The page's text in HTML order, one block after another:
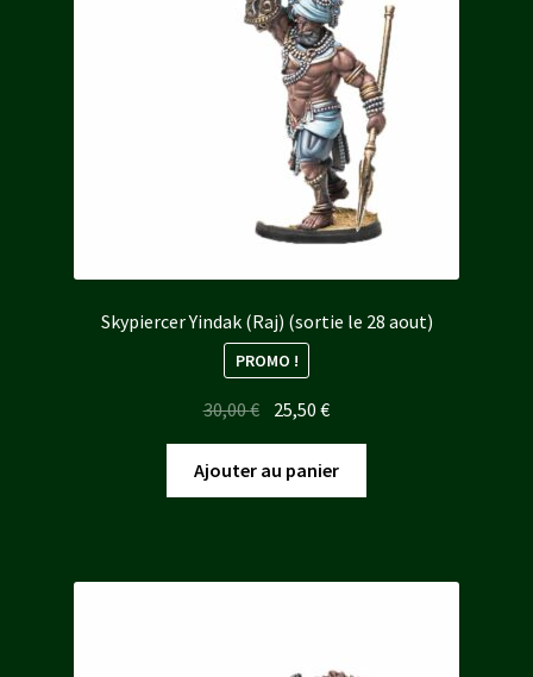
Skypiercer Yindak (Raj) (sortie le 28 aout)
PROMO !
30,00€ Le
prix
initial
était :
25,50€Le
prix
actuel
est :
Ajouter au panier